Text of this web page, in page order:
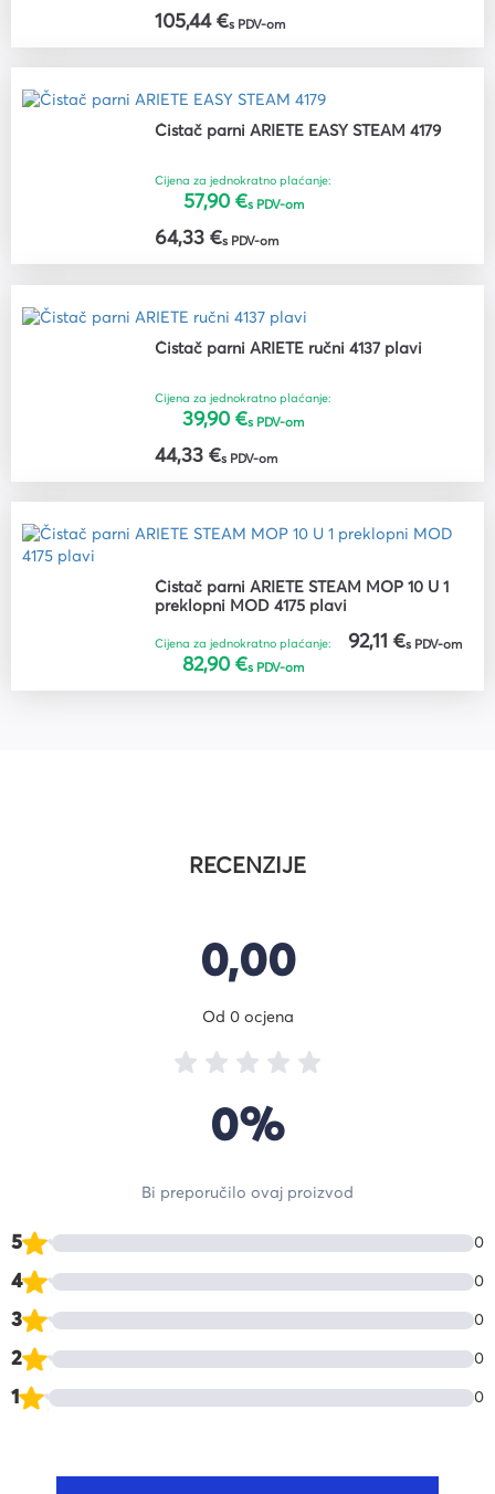
105,44 €s PDV-om
Čistač parni ARIETE EASY STEAM 4179
Cijena za jednokratno plaćanje:
57,90 €s PDV-om
64,33 €s PDV-om
Čistač parni ARIETE ručni 4137 plavi
Cijena za jednokratno plaćanje:
39,90 €s PDV-om
44,33 €s PDV-om
Čistač parni ARIETE STEAM MOP 10 U 1
preklopni MOD 4175 plavi
Cijena za jednokratno plaćanje:
82,90 €s PDV-om
92,11 €s PDV-om
RECENZIJE
5 0
4 0
3 0
2 0
1 0
0,00
Od 0 ocjena
0%
Bi preporučilo ovaj proizvod